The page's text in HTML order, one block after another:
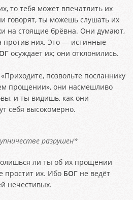
то тебя может впечатлить их
говорят, ты можешь слушать их
на стоящие брёвна. Они думают,
против них. Это — истинные
осуждает их; они отклонились.
позвольте посланнику
прощении», они насмешливо
и ты видишь, как они
себя высокомерно.
разрушен*
ли ты об их прощении
простит их. Ибо БОГ не ведёт
нечестивых.